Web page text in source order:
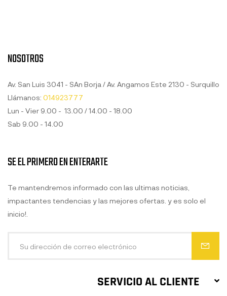
NOSOTROS
Av. San Luis 3041 - SAn Borja / Av. Angamos Este 2130 - Surquillo
Llámanos: 014923777
Lun - Vier 9.00 - 13.00 / 14.00 - 18.00
Sab 9.00 - 14.00
SERVICIO AL CLIENTE
SE EL PRIMERO EN ENTERARTE
Te mantendremos informado con las ultimas noticias,
impactantes tendencias y las mejores ofertas. y es solo el
inicio!.